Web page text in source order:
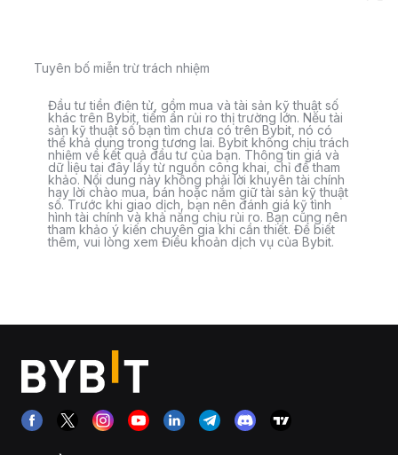
Tuyên bố miễn trừ trách nhiệm
Đầu tư tiền điện tử, gồm mua và tài sản kỹ thuật số
khác trên Bybit, tiềm ẩn rủi ro thị trường lớn. Nếu tài
sản kỹ thuật số bạn tìm chưa có trên Bybit, nó có
thể khả dụng trong tương lai. Bybit không chịu trách
nhiệm về kết quả đầu tư của bạn. Thông tin giá và
dữ liệu tại đây lấy từ nguồn công khai, chỉ để tham
khảo. Nội dung này không phải lời khuyên tài chính
hay lời chào mua, bán hoặc nắm giữ tài sản kỹ thuật
số. Trước khi giao dịch, bạn nên đánh giá kỹ tình
hình tài chính và khả năng chịu rủi ro. Bạn cũng nên
tham khảo ý kiến chuyên gia khi cần thiết. Để biết
thêm, vui lòng xem Điều khoản dịch vụ của Bybit.